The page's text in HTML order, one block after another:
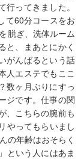
行ってきました。
て60分コースをお
脱ぎ、洗体ルーム
と、まあとにかく
がんばるという話
人エステでもここ
数ヶ月ぶりにすっ
ジです。仕事の関
、こちらの腕前も
やってもらいまし
の年齢はおそらく
という人にはあま